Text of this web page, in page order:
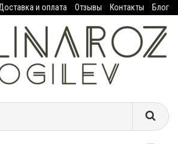
и оплата Отзывы Контакты Блог